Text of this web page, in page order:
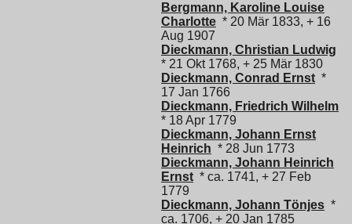
Bergmann, Karoline Louise
Charlotte * 20 Mär 1833, + 16
Aug 1907
Dieckmann, Christian Ludwig
* 21 Okt 1768, + 25 Mär 1830
Dieckmann, Conrad Ernst *
17 Jan 1766
Dieckmann, Friedrich Wilhelm
* 18 Apr 1779
Dieckmann, Johann Ernst
Heinrich * 28 Jun 1773
Dieckmann, Johann Heinrich
Ernst * ca. 1741, + 27 Feb
1779
Dieckmann, Johann Tönjes *
ca. 1706, + 20 Jan 1785